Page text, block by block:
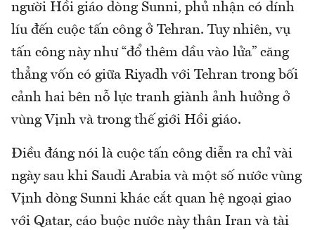
người Hồi giáo dòng Sunni, phủ nhận có dính
líu đến cuộc tấn công ở Tehran. Tuy nhiên, vụ
tấn công này như “đổ thêm dầu vào lửa” căng
thẳng vốn có giữa Riyadh với Tehran trong bối
cảnh hai bên nỗ lực tranh giành ảnh hưởng ở
vùng Vịnh và trong thế giới Hồi giáo.
Điều đáng nói là cuộc tấn công diễn ra chỉ vài
ngày sau khi Saudi Arabia và một số nước vùng
Vịnh dòng Sunni khác cắt quan hệ ngoại giao
với Qatar, cáo buộc nước này thân Iran và tài